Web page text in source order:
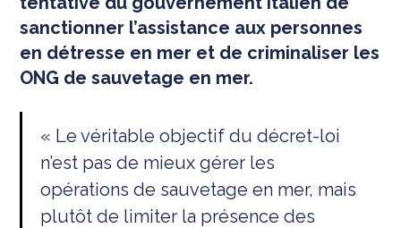
sanctionner l’assistance aux personnes
en détresse en mer et de criminaliser les
ONG de sauvetage en mer.
« Le véritable objectif du décret-loi
n’est pas de mieux gérer les
opérations de sauvetage en mer, mais
plutôt de limiter la présence des